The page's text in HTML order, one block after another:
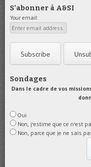
S'abonner à A&SI
Your email:
Sondages
Dans le cadre de vos
Oui
Non, j'estime que ce n'est
Non, parce que je ne sais